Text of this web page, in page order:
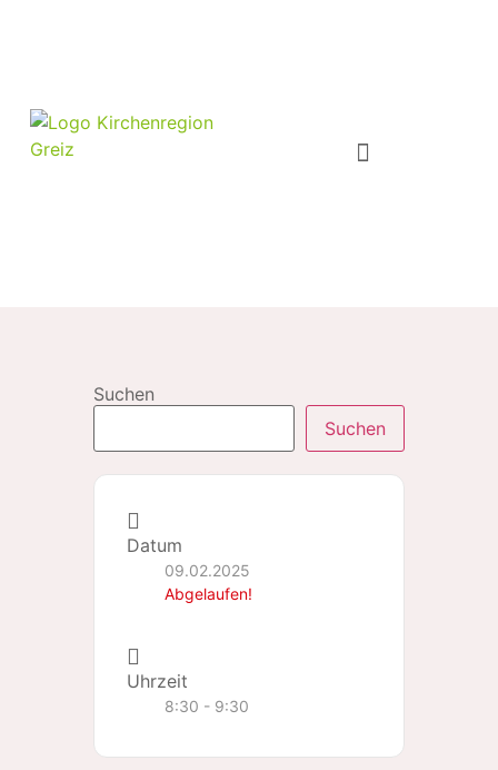
Suchen
Suchen
Datum
09.02.2025
Abgelaufen!
Uhrzeit
8:30 - 9:30